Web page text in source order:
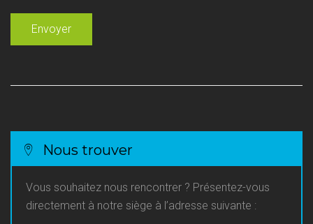
Nous trouver
Vous souhaitez nous rencontrer ? Présentez-vous
directement à notre siège à l’adresse suivante :